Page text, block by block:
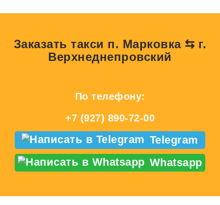
Заказать такси п. Марковка ⇆ г.
Верхнеднепровский
По телефону:
+7 (927) 890-72-00
Telegram
Whatsapp